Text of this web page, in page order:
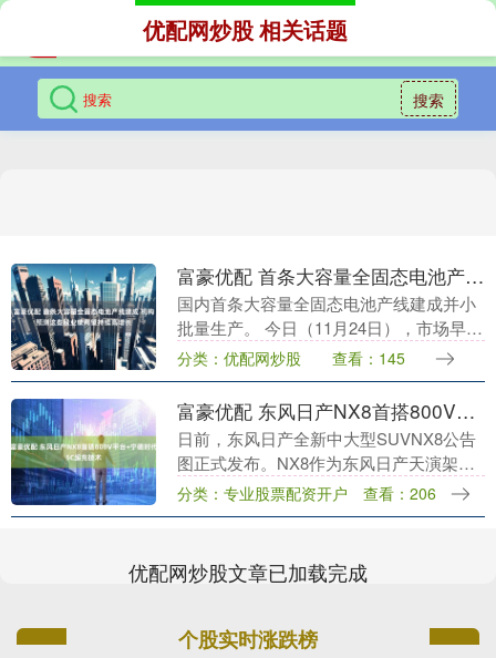
搜索
优配网炒股 相关话题
富豪优配 首条大容量全固态电池产线建成 机构预测这些股业绩有望持续高增长
国内首条大容量全固态电池产线建成并小
批量生产。 今日（11月24日），市场早盘
高开回落。截至午间收盘，三大股指集体
翻绿，创业板指跌0.77%。军工板块再度
走强，....
分类：优配网炒股 查看：145
富豪优配 东风日产NX8首搭800V平台+宁德时代5C超充技术
日前，东风日产全新中大型SUVNX8公告
图正式发布。NX8作为东风日产天演架构
下的全新标杆车型，定位中大型家庭
SUV，首发搭载800V高压平台+宁德时代
分类：专业股票配资开户 查看：206
优配网炒股文章已加载完成
个股实时涨跌榜